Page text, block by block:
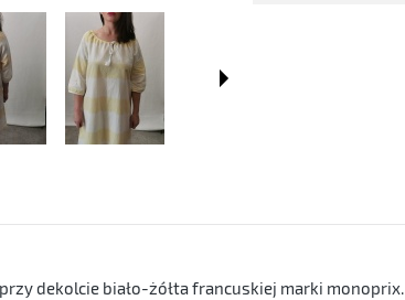
dekolcie biało-żółta francuskiej marki monoprix.